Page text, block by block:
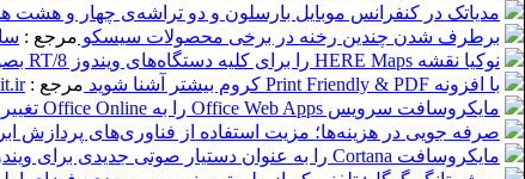
مدیاتک در کنفرانس موبایل بارسلون و دو تراشه‌ی چهار و هشت هسته‌ای
برطرف شدن چندین رخنه در برخی محصولات سیسكو مرجع :
نوکیا نقشه HERE Maps را برای کلیه دستگاه‌های ویندوز 8/RT بصورت رایگان عرضه می‌کند
با افزونه Print Friendly & PDF کروم بیشتر آشنا شوید
مرجع :
مایکروسافت سرویس Office Web Apps را به Office Online تغییر نام داد
صرفه‏ جویی در هزینه‏‌ها؛ مزیت استفاده از فناوری‌های پردازش
مایکروسافت Cortana را به عنوان دستیار صوتی جدیدی برای ویندوز فون 8.1 عرضه می‌کند